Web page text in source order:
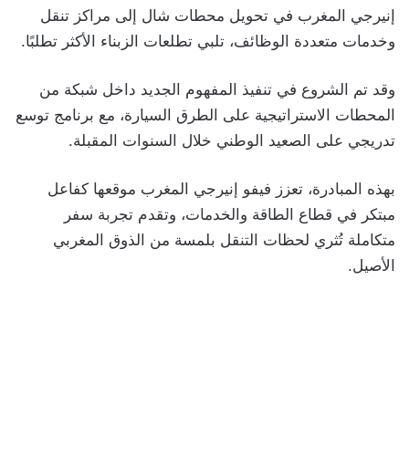
إنيرجي المغرب في تحويل محطات شال إلى مراكز تنقل
وخدمات متعددة الوظائف، تلبي تطلعات الزبناء الأكثر تطلبًا.
وقد تم الشروع في تنفيذ المفهوم الجديد داخل شبكة من
المحطات الاستراتيجية على الطرق السيارة، مع برنامج توسع
تدريجي على الصعيد الوطني خلال السنوات المقبلة.
بهذه المبادرة، تعزز فيفو إنيرجي المغرب موقعها كفاعل
مبتكر في قطاع الطاقة والخدمات، وتقدم تجربة سفر
متكاملة تُثري لحظات التنقل بلمسة من الذوق المغربي
الأصيل.